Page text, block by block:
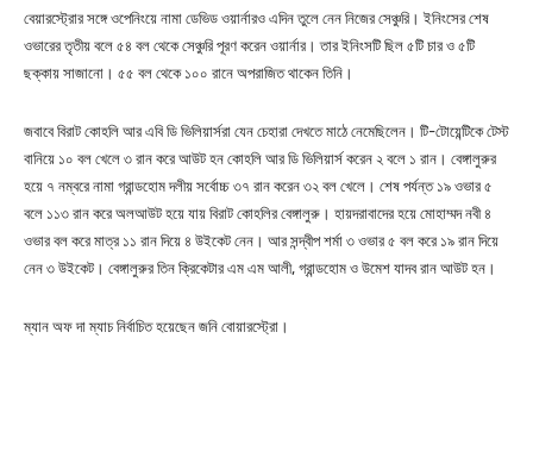
বেয়ারস্ট্রোর সঙ্গে ওপেনিংয়ে নামা ডেভিড ওয়ার্নারও এদিন তুলে নেন নিজের সেঞ্চুরি। ইনিংসের শেষ
ওভারের তৃতীয় বলে ৫৪ বল থেকে সেঞ্চুরি পূরণ করেন ওয়ার্নার। তার ইনিংসটি ছিল ৫টি চার ও ৫টি
ছক্কায় সাজানো। ৫৫ বল থেকে ১০০ রানে অপরাজিত থাকেন তিনি।
জবাবে বিরাট কোহলি আর এবি ডি ভিলিয়ার্সরা যেন চেহারা দেখতে মাঠে নেমেছিলেন। টি-টোয়েন্টিকে টেস্ট
বানিয়ে ১০ বল খেলে ৩ রান করে আউট হন কোহলি আর ডি ভিলিয়ার্স করেন ২ বলে ১ রান। বেঙ্গালুরুর
হয়ে ৭ নম্বরে নামা গ্রান্ডহোম দলীয় সর্বোচ্চ ৩৭ রান করেন ৩২ বল খেলে। শেষ পর্যন্ত ১৯ ওভার ৫
বলে ১১৩ রান করে অলআউট হয়ে যায় বিরাট কোহলির বেঙ্গালুরু। হায়দরাবাদের হয়ে মোহাম্মদ নবী ৪
ওভার বল করে মাত্র ১১ রান দিয়ে ৪ উইকেট নেন। আর সন্দ্বীপ শর্মা ৩ ওভার ৫ বল করে ১৯ রান দিয়ে
নেন ৩ উইকেট। বেঙ্গালুরুর তিন ক্রিকেটার এম এম আলী, গ্রান্ডহোম ও উমেশ যাদব রান আউট হন।
ম্যান অফ দা ম্যাচ নির্বাচিত হয়েছেন জনি বোয়ারস্ট্রো।